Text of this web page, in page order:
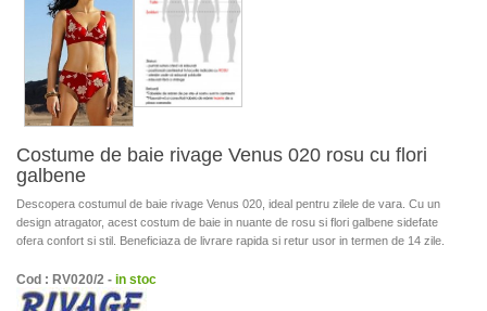
Costume de baie rivage Venus 020 rosu cu flori
galbene
Descopera costumul de baie rivage Venus 020, ideal pentru zilele de vara. Cu un
design atragator, acest costum de baie in nuante de rosu si flori galbene sidefate
ofera confort si stil. Beneficiaza de livrare rapida si retur usor in termen de 14 zile.
Cod : RV020/2 - in stoc